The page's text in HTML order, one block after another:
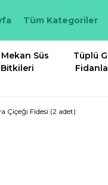
Tüm Kategoriler
Mekan Süs
Bitkileri
Tüplü